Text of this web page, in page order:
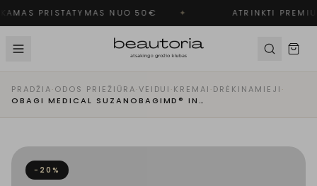
PRISTATYMAS NUO 50€ ✦ ATRINKTI
PRADŽIA·ODOS PRIEŽIŪRA·VEIDUI ·KREMAI ·DRĖKINAMIEJI ·
OBAGI MEDICAL SUZANOBAGIMD® INTENSIVE DAILY REPAIR - INTENSYVUS KASDIENIS ODOS ATSTATYMO LOSJONAS
− 20 %